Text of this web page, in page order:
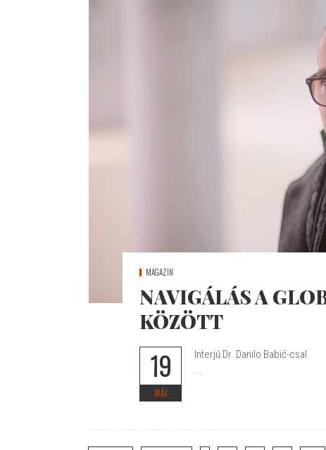
MAGAZIN
NAVIGÁLÁS A
KÖZÖTT
19
MÁJ
Interjú Dr. Danilo Babić-csal
...